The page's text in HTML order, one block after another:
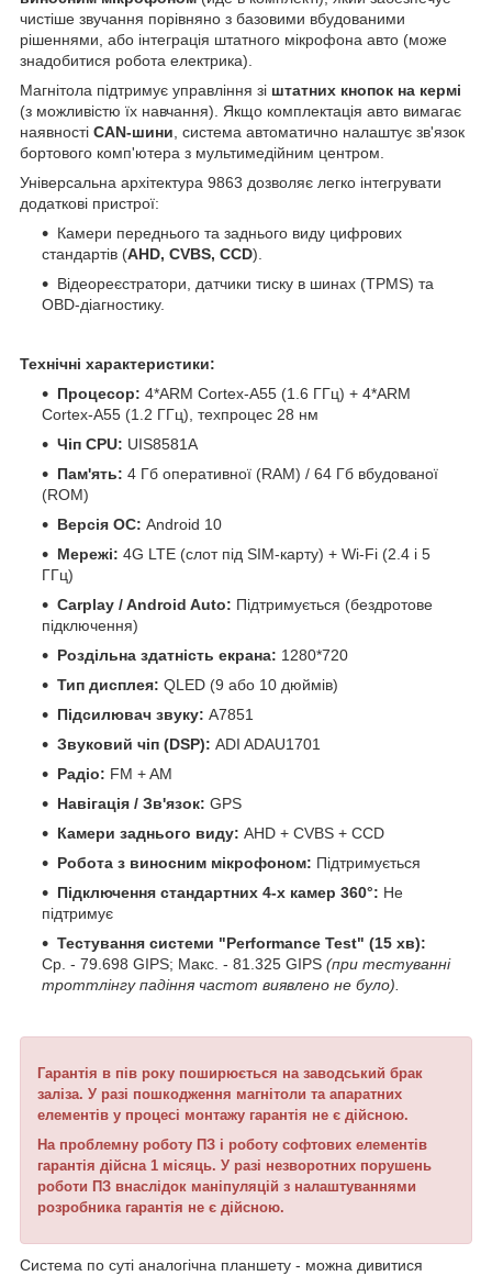
чистіше звучання порівняно з базовими вбудованими
рішеннями, або інтеграція штатного мікрофона авто (може
знадобитися робота електрика).
Магнітола підтримує управління зі штатних кнопок на кермі
(з можливістю їх навчання). Якщо комплектація авто вимагає
наявності CAN-шини, система автоматично налаштує зв'язок
бортового комп'ютера з мультимедійним центром.
Універсальна архітектура 9863 дозволяє легко інтегрувати
додаткові пристрої:
Камери переднього та заднього виду цифрових
стандартів (AHD, CVBS, CCD).
Відеореєстратори, датчики тиску в шинах (TPMS) та
OBD-діагностику.
Технічні характеристики:
Процесор: 4*ARM Cortex-A55 (1.6 ГГц) + 4*ARM
Cortex-A55 (1.2 ГГц), техпроцес 28 нм
Чіп CPU: UIS8581A
Пам'ять: 4 Гб оперативної (RAM) / 64 Гб вбудованої
(ROM)
Версія ОС: Android 10
Мережі: 4G LTE (слот під SIM-карту) + Wi-Fi (2.4 і 5
ГГц)
Carplay / Android Auto: Підтримується (бездротове
підключення)
Роздільна здатність екрана: 1280*720
Тип дисплея: QLED (9 або 10 дюймів)
Підсилювач звуку: A7851
Звуковий чіп (DSP): ADI ADAU1701
Радіо: FM + AM
Навігація / Зв'язок: GPS
Камери заднього виду: AHD + CVBS + CCD
Робота з виносним мікрофоном: Підтримується
Підключення стандартних 4-х камер 360°: Не
підтримує
Тестування системи "Performance Test" (15 хв):
Ср. - 79.698 GIPS; Макс. - 81.325 GIPS (при тестуванні
троттлінгу падіння частот виявлено не було).
Гарантія в пів року поширюється на заводський брак
заліза. У разі пошкодження магнітоли та апаратних
елементів у процесі монтажу гарантія не є дійсною.
На проблемну роботу ПЗ і роботу софтових елементів
гарантія дійсна 1 місяць. У разі незворотних порушень
роботи ПЗ внаслідок маніпуляцій з налаштуваннями
розробника гарантія не є дійсною.
Система по суті аналогічна планшету - можна дивитися